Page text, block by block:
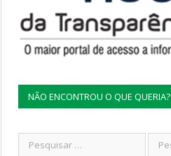
NÃO ENCONTROU O QUE QUERIA?